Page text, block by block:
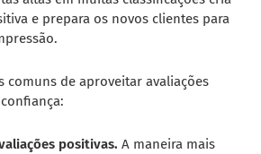
e prepara os novos clientes para
comuns de aproveitar avaliações
positivas. A maneira mais